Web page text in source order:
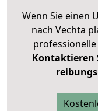
Wenn Sie einen
nach Vechta
Kontaktieren